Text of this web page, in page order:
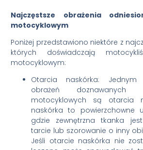
Najczęstsze obrażenia
motocyklowym
Poniżej przedstawiono niektóre z
których doświadczają
motocyklowym:
Otarcia naskórka: Jednym
obrażeń doznawanych
motocyklowych są otarcia
naskórka to powierzchowne
gdzie zewnętrzna tkanka
tarcie lub szorowanie o inny
Jeśli otarcie naskórka nie